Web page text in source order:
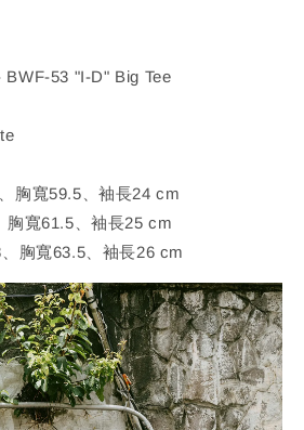
53 "I-D" Big Tee
胸寬59.5、袖長24 cm
胸寬61.5、袖長25 cm
胸寬63.5、袖長26 cm